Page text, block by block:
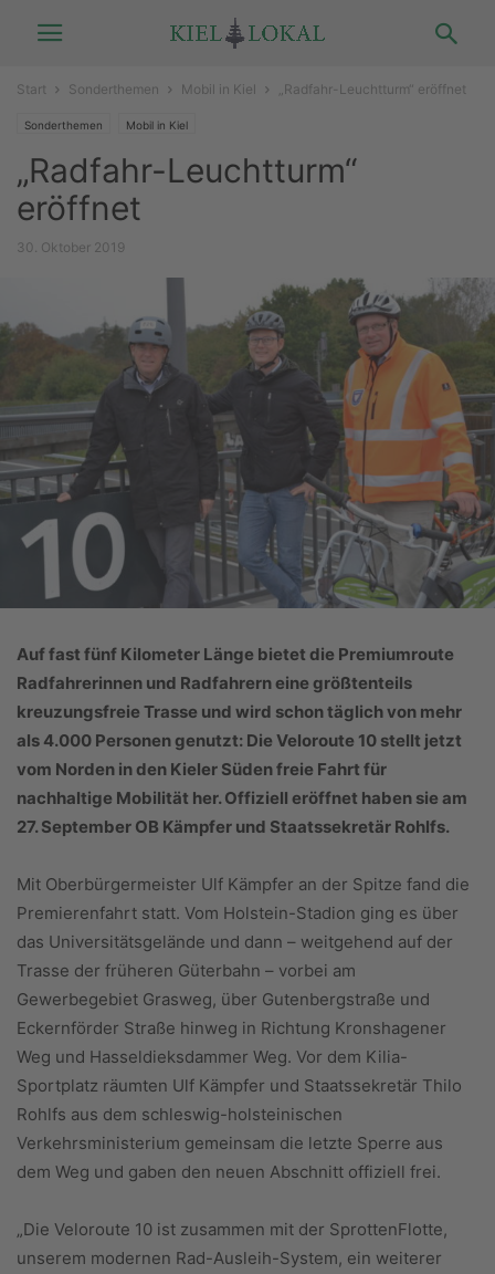
Start Sonderthemen Mobil in Kiel „Radfahr-Leuchtturm“ eröffnet
Sonderthemen Mobil in Kiel
„Radfahr-Leuchtturm“
eröffnet
30. Oktober 2019
Auf fast fünf Kilometer Länge bietet die Premiumroute
Radfahrerinnen und Radfahrern eine größtenteils
kreuzungsfreie Trasse und wird schon täglich von mehr
als 4.000 Personen genutzt: Die Veloroute 10 stellt jetzt
vom Norden in den Kieler Süden freie Fahrt für
nachhaltige Mobilität her. Offiziell eröffnet haben sie am
27. September OB Kämpfer und Staatssekretär Rohlfs.
Mit Oberbürgermeister Ulf Kämpfer an der Spitze fand die
Premierenfahrt statt. Vom Holstein-Stadion ging es über
das Universitätsgelände und dann – weitgehend auf der
Trasse der früheren Güterbahn – vorbei am
Gewerbegebiet Grasweg, über Gutenbergstraße und
Eckernförder Straße hinweg in Richtung Kronshagener
Weg und Hasseldieksdammer Weg. Vor dem Kilia-
Sportplatz räumten Ulf Kämpfer und Staatssekretär Thilo
Rohlfs aus dem schleswig-holsteinischen
Verkehrsministerium gemeinsam die letzte Sperre aus
dem Weg und gaben den neuen Abschnitt offiziell frei.
„Die Veloroute 10 ist zusammen mit der SprottenFlotte,
unserem modernen Rad-Ausleih-System, ein weiterer